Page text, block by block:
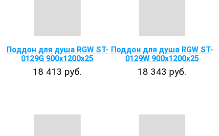
Поддон для душа RGW ST-
0129G 900х1200х25
18 413 руб.
Поддон для душа RGW ST-
0129W 900х1200х25
18 343 руб.